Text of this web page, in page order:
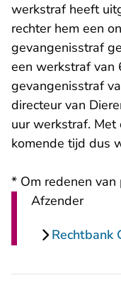
werkstraf heeft
rechter hem een
gevangenisstraf
een werkstraf van
gevangenisstraf
directeur van
uur werkstraf.
komende tijd dus
* Om redenen van
Afzender
Rechtbank